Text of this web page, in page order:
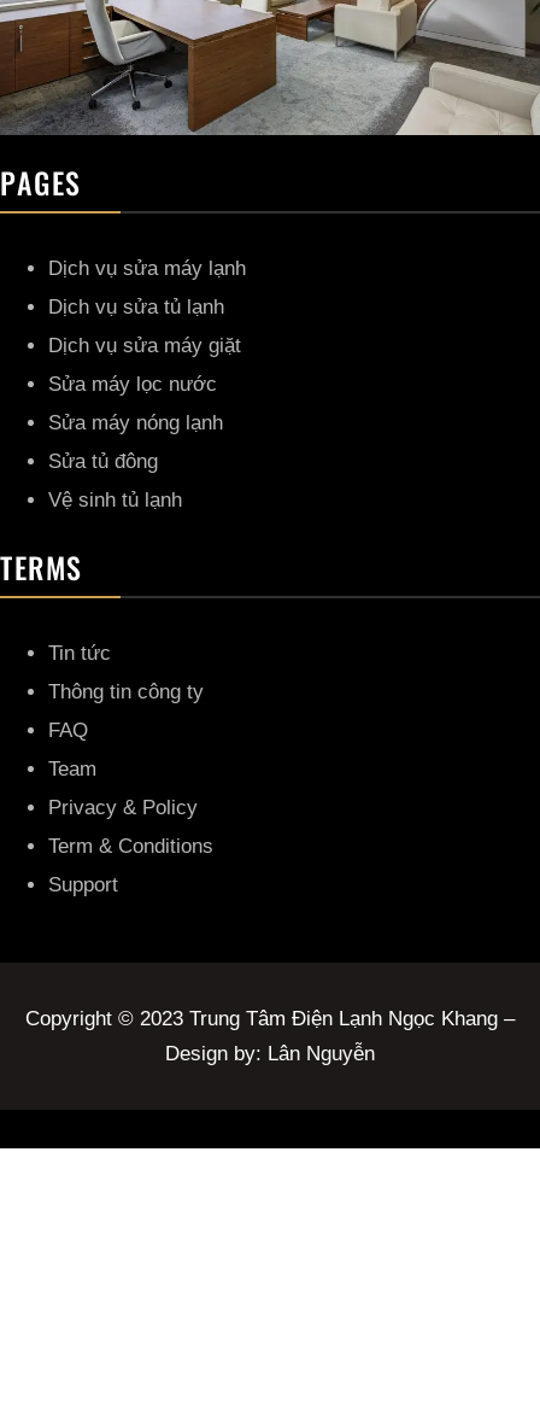
PAGES
Dịch vụ sửa máy lạnh
Dịch vụ sửa tủ lạnh
Dịch vụ sửa máy giặt
Sửa máy lọc nước
Sửa máy nóng lạnh
Sửa tủ đông
Vệ sinh tủ lạnh
TERMS
Tin tức
Thông tin công ty
FAQ
Team
Privacy & Policy
Term & Conditions
Support
Copyright © 2023 Trung Tâm Điện Lạnh Ngọc Khang –
Design by: Lân Nguyễn